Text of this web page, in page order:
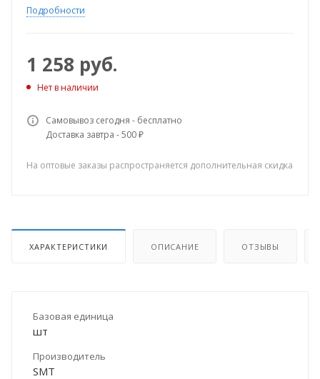
Подробности
1 258 руб.
Нет в наличии
Самовывоз сегодня - бесплатно
Доставка завтра - 500 ₽
На оптовые заказы распространяется дополнительная скидка
ХАРАКТЕРИСТИКИ ОПИСАНИЕ ОТЗЫВЫ
Базовая единица
шт
Производитель
SMT